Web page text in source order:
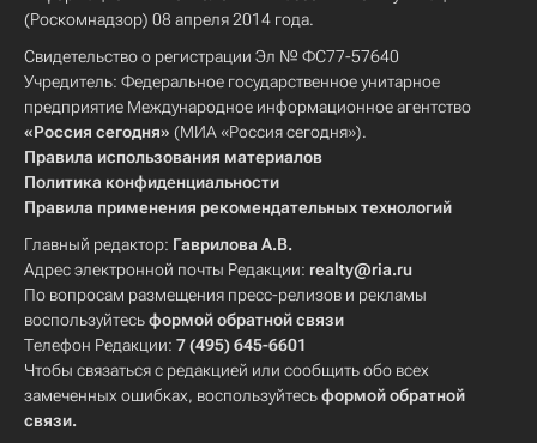
(Роскомнадзор) 08 апреля 2014 года.
Свидетельство о регистрации Эл № ФС77-57640
Учредитель: Федеральное государственное унитарное
предприятие Международное информационное агентство
«Россия сегодня» (МИА «Россия сегодня»).
Правила использования материалов
Политика конфиденциальности
Правила применения рекомендательных технологий
Главный редактор: Гаврилова А.В.
Адрес электронной почты Редакции: realty@ria.ru
По вопросам размещения пресс-релизов и рекламы
воспользуйтесьформой обратной связи
Телефон Редакции: 7 (495) 645-6601
Чтобы связаться с редакцией или сообщить обо всех
замеченных ошибках, воспользуйтесьформой обратной
связи.